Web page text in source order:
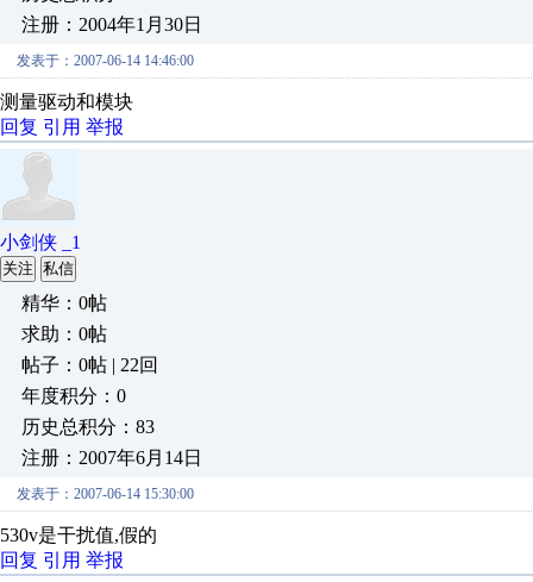
注册：2004年1月30日
发表于：2007-06-14 14:46:00
测量驱动和模块
回复 引用 举报
小剑侠 _1
关注 私信
精华：0帖
求助：0帖
帖子：0帖 | 22回
年度积分：0
历史总积分：83
注册：2007年6月14日
发表于：2007-06-14 15:30:00
530v是干扰值,假的
回复 引用 举报